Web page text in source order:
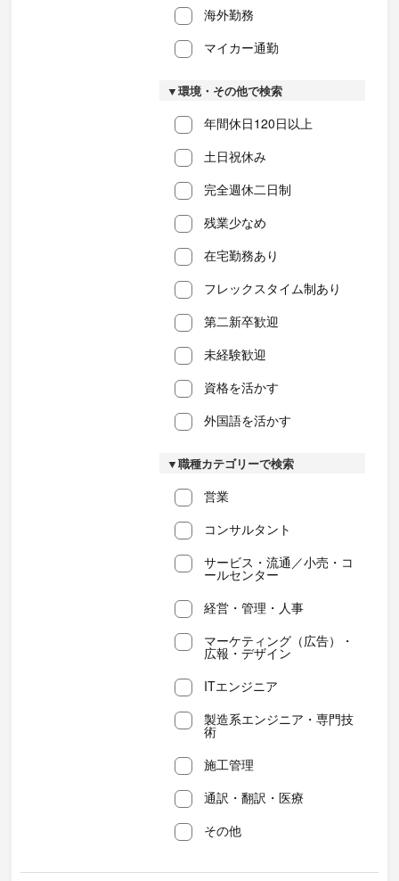
海外勤務
マイカー通勤
▼環境・その他で検索
年間休日120日以上
土日祝休み
完全週休二日制
残業少なめ
在宅勤務あり
フレックスタイム制あり
第二新卒歓迎
未経験歓迎
資格を活かす
外国語を活かす
▼職種カテゴリーで検索
営業
コンサルタント
サービス・流通／小売・コ
ールセンター
経営・管理・人事
マーケティング（広告）・
広報・デザイン
ITエンジニア
製造系エンジニア・専門技
術
施工管理
通訳・翻訳・医療
その他